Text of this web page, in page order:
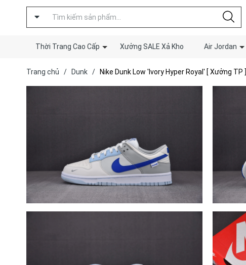
Thời Trang Cao Cấp Xưởng SALE Xả Kho Air Jordan
Trang chủ / Dunk / Nike Dunk Low 'Ivory Hyper Royal' [ Xưởng TP ]